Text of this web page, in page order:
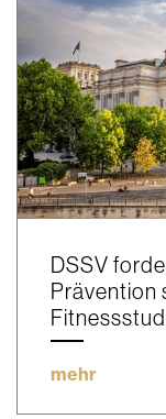
DSSV
Prävention
mehr